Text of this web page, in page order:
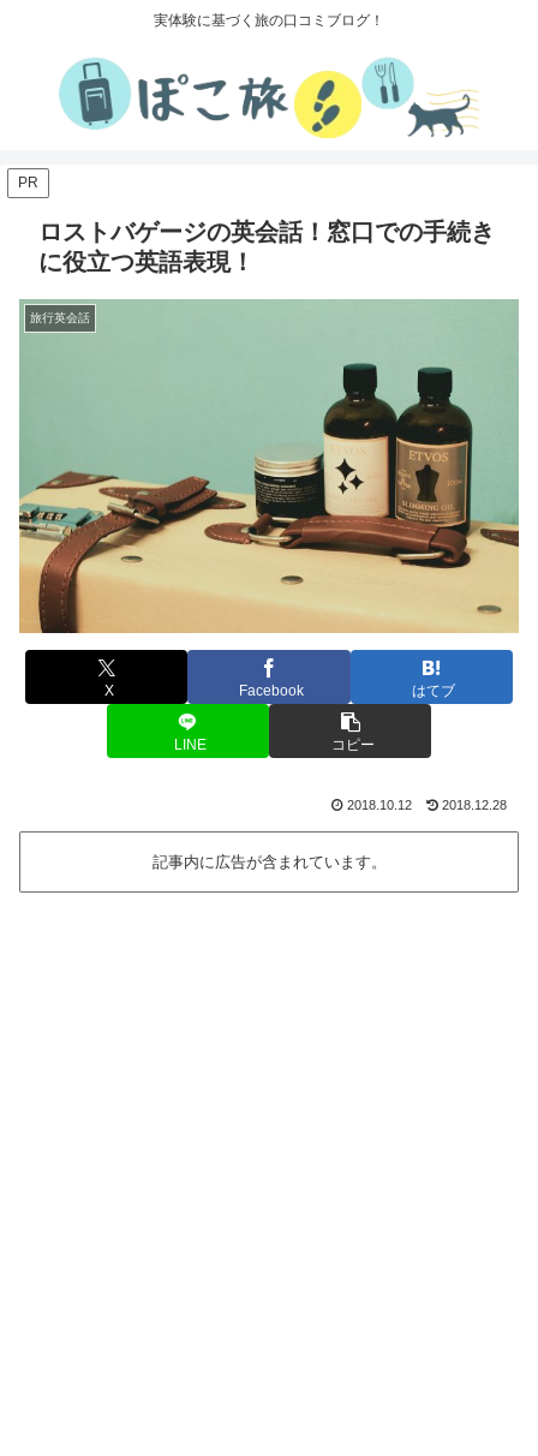
実体験に基づく旅の口コミブログ！
PR
ロストバゲージの英会話！窓口での手続き
に役立つ英語表現！
旅行英会話
X Facebook はてブ
LINE コピー
2018.10.12 2018.12.28
記事内に広告が含まれています。